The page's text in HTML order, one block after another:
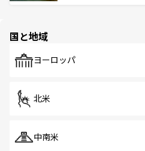
で、ホーカーズは地元の
国と地域
ヨーロッパ
北米
中南米